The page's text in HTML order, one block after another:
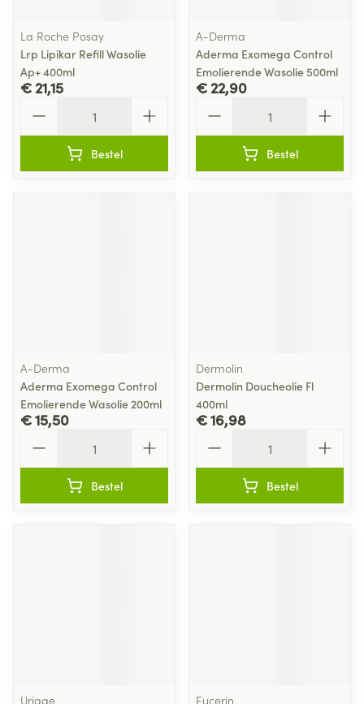
La Roche Posay
Lrp Lipikar Refill Wasolie
Ap+ 400ml
€ 21,15
Bestel
A-Derma
Aderma Exomega Control
Emolierende Wasolie 500ml
€ 22,90
Bestel
A-Derma
Aderma Exomega Control
Emolierende Wasolie 200ml
€ 15,50
Bestel
Dermolin
Dermolin Doucheolie Fl
400ml
€ 16,98
Bestel
Uriage Eucerin